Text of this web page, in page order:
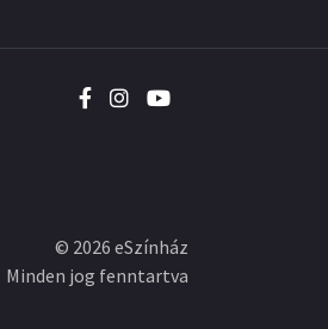
© 2026 eSzínház
Minden jog fenntartva